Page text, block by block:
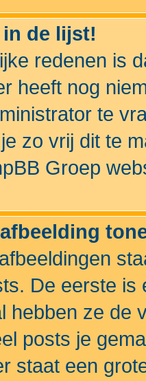
de lijst!
redenen is
heeft nog
te
zo vrij dit te
Groep
De eerste
hebben ze de
posts je
staat een